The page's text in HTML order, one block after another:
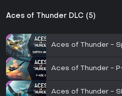
Aces of Thunder DLC (5)
Aces of Thunder -
Aces of Thunder -
Aces of Thunder -